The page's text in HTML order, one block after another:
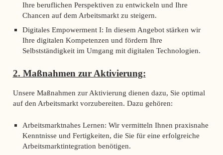
Ihre beruflichen Perspektiven zu entwickeln und Ihre
Chancen auf dem Arbeitsmarkt zu steigern.
Digitales Empowerment I: In diesem Angebot stärken wir
Ihre digitalen Kompetenzen und fördern Ihre
Selbstständigkeit im Umgang mit digitalen Technologien.
2. Maßnahmen zur Aktivierung:
Unsere Maßnahmen zur Aktivierung dienen dazu, Sie optimal
auf den Arbeitsmarkt vorzubereiten. Dazu gehören:
Arbeitsmarktnahes Lernen: Wir vermitteln Ihnen praxisnahe
Kenntnisse und Fertigkeiten, die Sie für eine erfolgreiche
Arbeitsmarktintegration benötigen.